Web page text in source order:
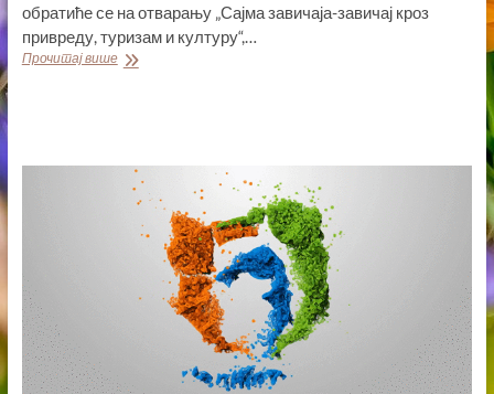
обратиће се на отварању „Сајма завичаја-завичај кроз
привреду, туризам и културу“,…
Прочитај више„САЈАМ
КУЛТУРУ“